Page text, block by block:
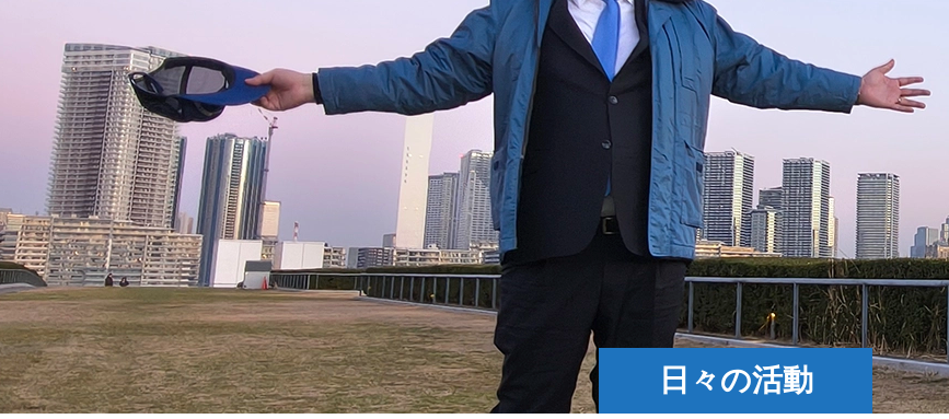
日々の活動